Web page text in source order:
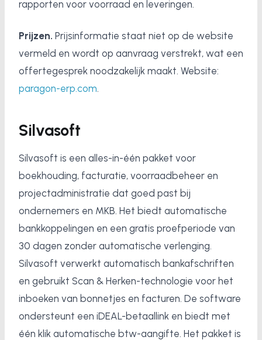
rapporten voor voorraad en leveringen.
Prijzen. Prijsinformatie staat niet op de website
vermeld en wordt op aanvraag verstrekt, wat een
offertegesprek noodzakelijk maakt. Website:
paragon-erp.com.
Silvasoft
Silvasoft is een alles-in-één pakket voor
boekhouding, facturatie, voorraadbeheer en
projectadministratie dat goed past bij
ondernemers en MKB. Het biedt automatische
bankkoppelingen en een gratis proefperiode van
30 dagen zonder automatische verlenging.
Silvasoft verwerkt automatisch bankafschriften
en gebruikt Scan & Herken-technologie voor het
inboeken van bonnetjes en facturen. De software
ondersteunt een iDEAL-betaallink en biedt met
één klik automatische btw-aangifte. Het pakket is